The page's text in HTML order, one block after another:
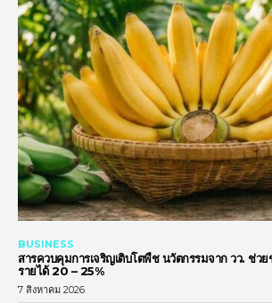
BUSINESS
สารควบคุมการเจริญเติบโตพืช นวัตกรรมจาก วว. ช่ว
รายได้ 20 – 25%
7 สิงหาคม 2026